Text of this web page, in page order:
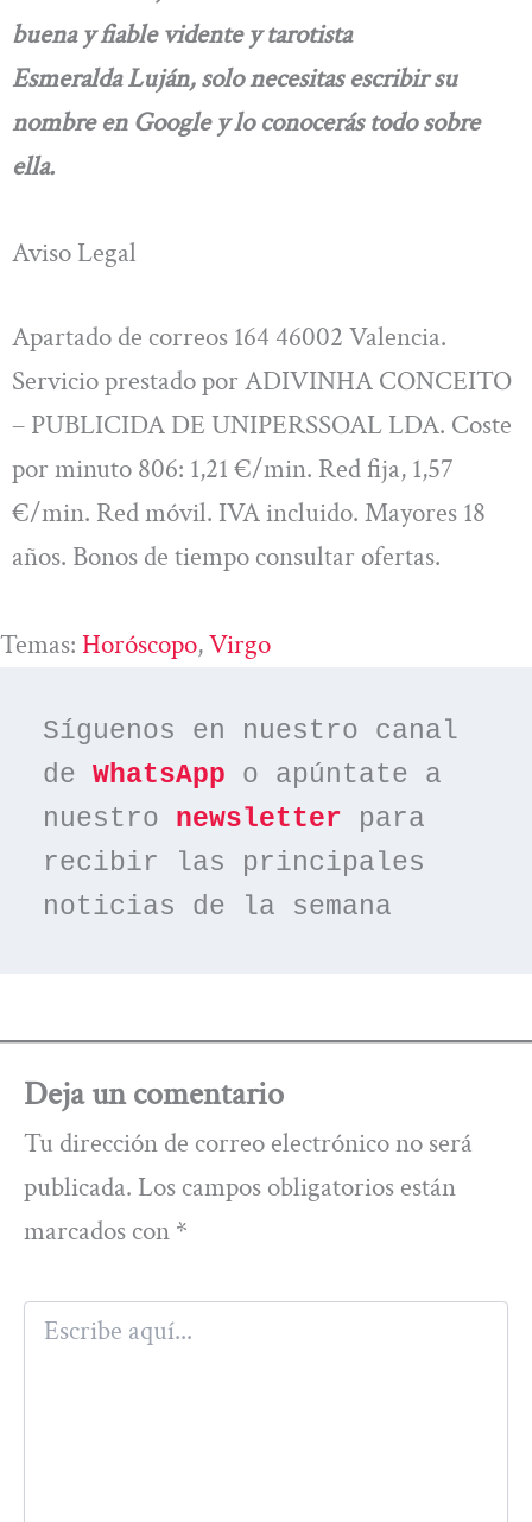
buena y fiable vidente y tarotista
Esmeralda Luján, solo necesitas escribir su
nombre en Google y lo conocerás todo sobre
ella.
Aviso Legal
Apartado de correos 164 46002 Valencia.
Servicio prestado por ADIVINHA CONCEITO
– PUBLICIDA DE UNIPERSSOAL LDA. Coste
por minuto 806: 1,21 €/min. Red fija, 1,57
€/min. Red móvil. IVA incluido. Mayores 18
años. Bonos de tiempo consultar ofertas.
Temas: Horóscopo, Virgo
Síguenos en nuestro canal
de WhatsApp o apúntate a
nuestro newsletter para
recibir las principales
noticias de la semana
Deja un comentario
Tu dirección de correo electrónico no será
publicada. Los campos obligatorios están
marcados con *
Escribe
aquí...